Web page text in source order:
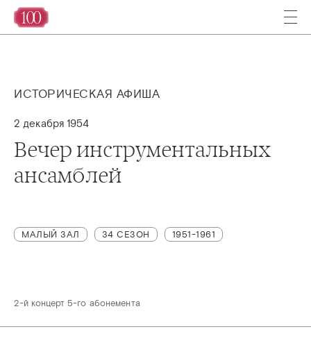
ИСТОРИЧЕСКАЯ АФИША
2 декабря 1954
Вечер инструментальных
ансамблей
МАЛЫЙ ЗАЛ 34 СЕЗОН 1951-1961
2-й концерт 5-го абонемента